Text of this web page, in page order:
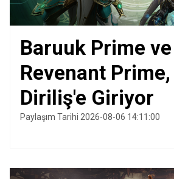
Baruuk Prime ve
Revenant
Diriliş'e Giriyor
Paylaşım Tarihi 2026-08-06 14:11:00